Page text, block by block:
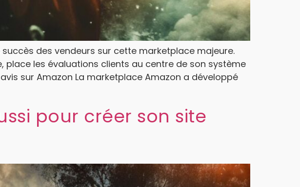
des vendeurs sur cette marketplace majeure.
les évaluations clients au centre de son système
sur Amazon La marketplace Amazon a développé
pour créer son site